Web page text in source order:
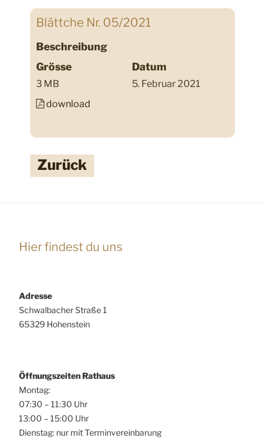
Blättche Nr. 05/2021
Beschreibung
Grösse
3 MB
Datum
5. Februar 2021
download
Zurück
Hier findest du uns
Adresse
Schwalbacher Straße 1
65329 Hohenstein
Öffnungszeiten Rathaus
Montag:
07:30 – 11:30 Uhr
13:00 – 15:00 Uhr
Dienstag: nur mit Terminvereinbarung